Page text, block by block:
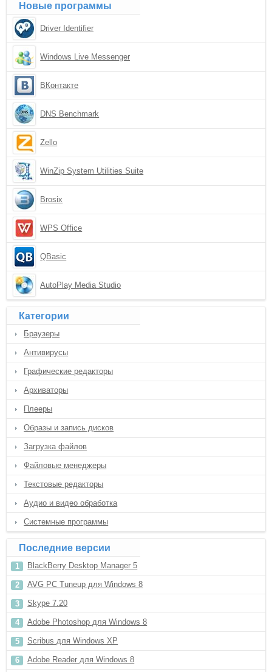
Новые программы
Driver Identifier
Windows Live Messenger
ВКонтакте
DNS Benchmark
Zello
WinZip System Utilities Suite
Brosix
WPS Office
QBasic
AutoPlay Media Studio
Категории
Браузеры
Антивирусы
Графические редакторы
Архиваторы
Плееры
Образы и запись дисков
Загрузка файлов
Файловые менеджеры
Текстовые редакторы
Аудио и видео обработка
Системные программы
Последние версии
BlackBerry Desktop Manager 5
AVG PC Tuneup для Windows 8
Skype 7.20
Adobe Photoshop для Windows 8
Scribus для Windows XP
Adobe Reader для Windows 8